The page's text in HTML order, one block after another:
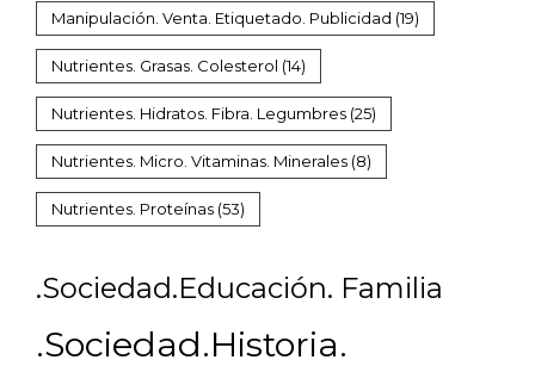
Manipulación. Venta. Etiquetado. Publicidad (19)
Nutrientes. Grasas. Colesterol (14)
Nutrientes. Hidratos. Fibra. Legumbres (25)
Nutrientes. Micro. Vitaminas. Minerales (8)
Nutrientes. Proteínas (53)
.Sociedad.Educación. Familia
.Sociedad.Historia.